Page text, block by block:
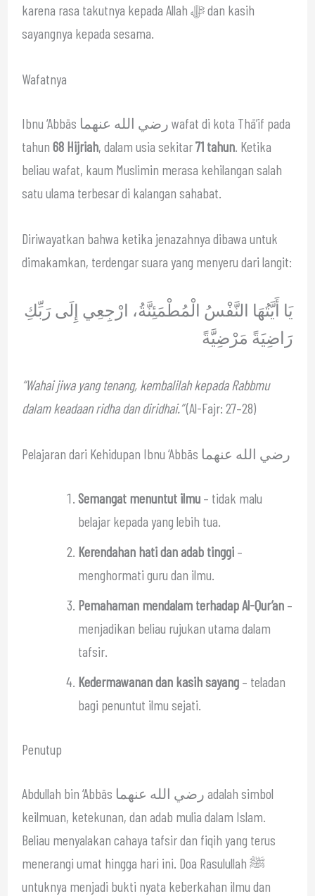
karena rasa takutnya kepada Allah ﷻ dan kasih
sayangnya kepada sesama.
Wafatnya
Ibnu ‘Abbās رضي الله عنهما wafat di kota Thā’if pada
tahun 68 Hijriah, dalam usia sekitar71 tahun. Ketika
beliau wafat, kaum Muslimin merasa kehilangan salah
satu ulama terbesar di kalangan sahabat.
Diriwayatkan bahwa ketika jenazahnya dibawa untuk
dimakamkan, terdengar suara yang menyeru dari langit:
يَا أَيَّتُهَا النَّفْسُ الْمُطْمَئِنَّةُ، ارْجِعِي إِلَى رَبِّكِ
رَاضِيَةً مَرْضِيَّةً
“Wahai jiwa yang tenang, kembalilah kepada Rabbmu
dalam keadaan ridha dan diridhai.”(Al-Fajr: 27–28)
Pelajaran dari Kehidupan Ibnu ‘Abbās رضي الله عنهما
Semangat menuntut ilmu– tidak malu
belajar kepada yang lebih tua.
Kerendahan hati dan adab tinggi–
menghormati guru dan ilmu.
Pemahaman mendalam terhadap Al-Qur’an–
menjadikan beliau rujukan utama dalam
tafsir.
Kedermawanan dan kasih sayang– teladan
bagi penuntut ilmu sejati.
Penutup
Abdullah bin ‘Abbās رضي الله عنهما adalah simbol
keilmuan, ketekunan, dan adab mulia dalam Islam.
Beliau menyalakan cahaya tafsir dan fiqih yang terus
menerangi umat hingga hari ini. Doa Rasulullah ﷺ
untuknya menjadi bukti nyata keberkahan ilmu dan